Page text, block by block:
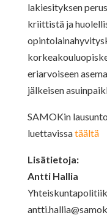
lakiesityksen
kriittistä ja
eriarvoiseen
jälkeisen
SAMOKin
luettavissatäältä
Lisätietoja:
Antti Hallia